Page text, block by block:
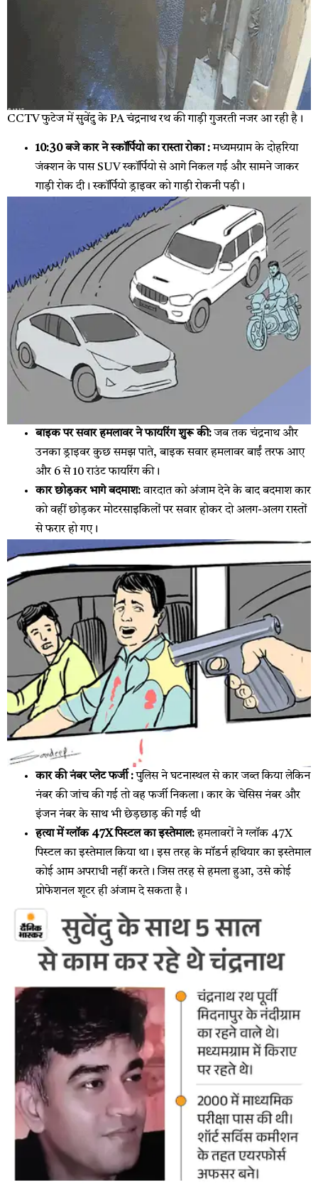
CCTV फुटेज में सुवेंदु के PA चंद्रनाथ रथ की गाड़ी गुजरती नजर आ रही है।
10:30 बजे कार ने स्कॉर्पियो का रास्ता रोका :मध्यमग्राम के दोहरिया
जंक्शन के पास SUV स्कॉर्पियो से आगे निकल गई और सामने जाकर
गाड़ी रोक दी। स्कॉर्पियो ड्राइवर को गाड़ी रोकनी पड़ी।
बाइक पर सवार हमलावर ने फायरिंग शुरू की:जब तक चंद्रनाथ और
उनका ड्राइवर कुछ समझ पाते, बाइक सवार हमलावर बाईं तरफ आए
और 6 से 10 राउंट फायरिंग की।
कार छोड़कर भागे बदमाश:वारदात को अंजाम देने के बाद बदमाश कार
को वहीं छोड़कर मोटरसाइकिलों पर सवार होकर दो अलग-अलग रास्तों
से फरार हो गए।
कार की नंबर प्लेट फर्जी :पुलिस ने घटनास्थल से कार जब्त किया लेकिन
नंबर की जांच की गई तो वह फर्जी निकला। कार के चेसिस नंबर और
इंजन नंबर के साथ भी छेड़छाड़ की गई थी
हत्या में ग्लॉक 47X पिस्टल का इस्तेमाल:हमलावरों ने ग्लॉक 47X
पिस्टल का इस्तेमाल किया था। इस तरह के मॉडर्न हथियार का इस्तेमाल
कोई आम अपराधी नहीं करते। जिस तरह से हमला हुआ, उसे कोई
प्रोफेशनल शूटर ही अंजाम दे सकता है।